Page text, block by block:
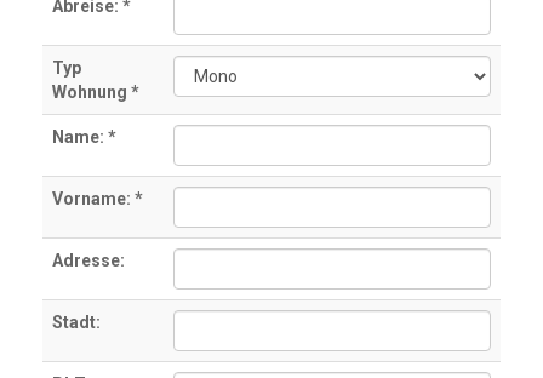
Abreise: *
Typ
Wohnung *
Name: *
Vorname: *
Adresse:
Stadt: